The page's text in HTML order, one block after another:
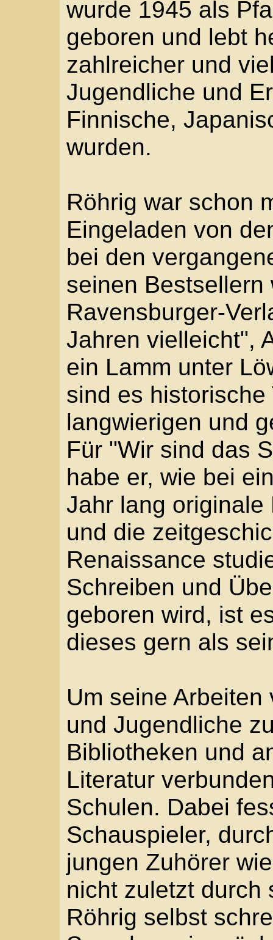
Röhrig war schon
Eingeladen von den
bei den vergangenen
seinen Bestsellern
Ravensburger-Verlag
Jahren vielleicht",
ein Lamm unter
langwierigen und
Für "Wir sind das
habe er, wie bei einer
Jahr lang originale
und die
Renaissance studiert.
Schreiben und
geboren wird, ist es
dieses gern als sein
Um seine Arbeiten
und Jugendliche zum
Bibliotheken und an
Literatur verbunden
Schulen. Dabei
Schauspieler, durch
jungen Zuhörer wie
nicht zuletzt durch
Röhrig selbst
Sprache sein
immer noch eine
der sich vieles
auch der Voerder
den Erhalt des
Sprache, die nicht
des Zeitgeistes
Jugendlichen Vorbild
anspricht, also zur
Der hiesige Preis ist
neben vielen